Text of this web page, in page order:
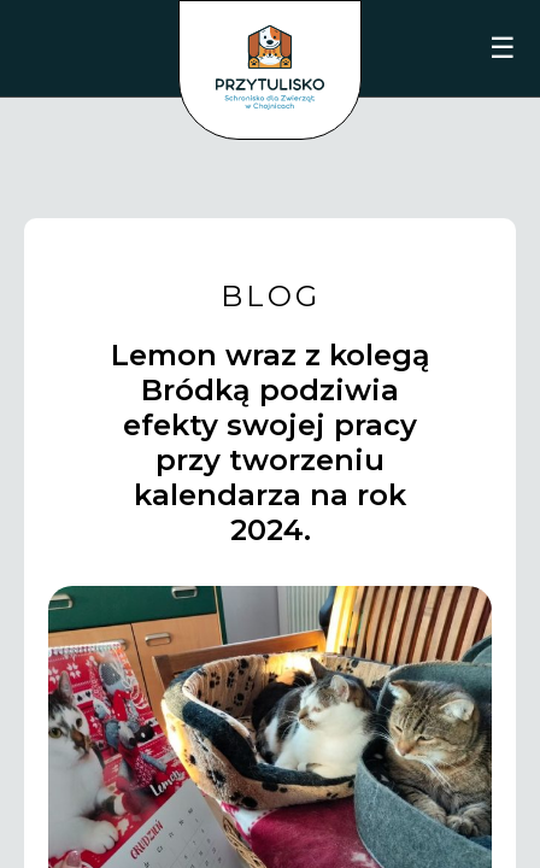
☰
BLOG
Lemon wraz z kolegą
Bródką podziwia
efekty swojej pracy
przy tworzeniu
kalendarza na rok
2024.